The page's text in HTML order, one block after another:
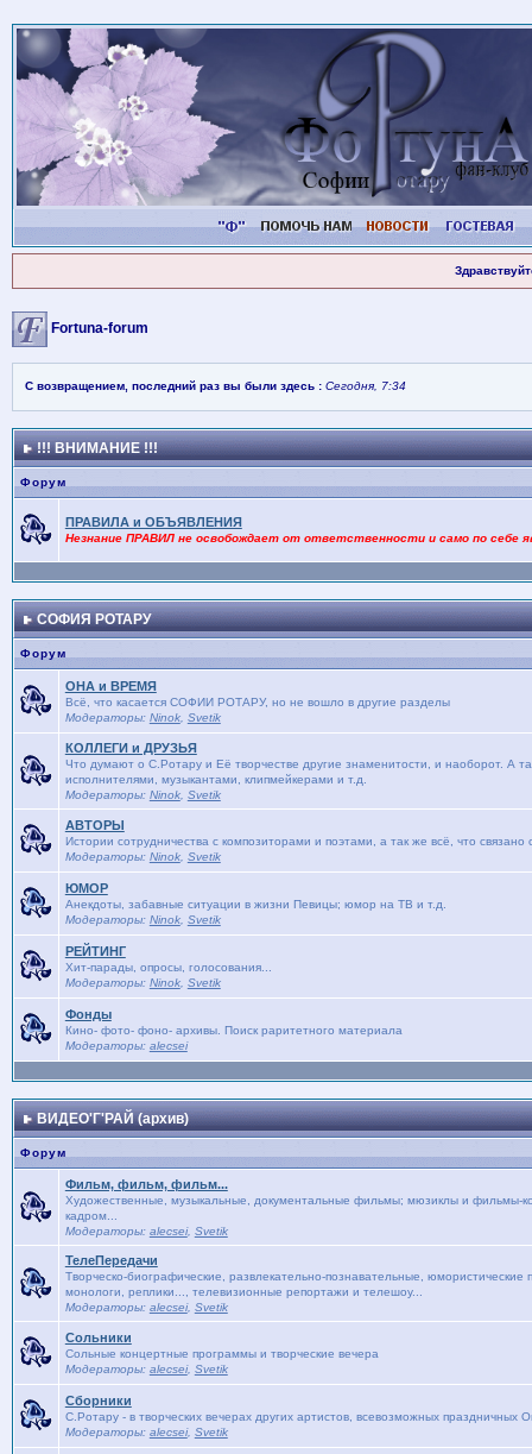
Fortuna-forum
С возвращением, последний раз вы были здесь : Сегодня, 7:34
!!! ВНИМАНИЕ !!!
Форум
ПРАВИЛА и ОБЪЯВЛЕНИЯ
Незнание ПРАВИЛ не освобождает от ответственности и само по себе
СОФИЯ РОТАРУ
Форум
ОНА и ВРЕМЯ
Bсё, что касается СОФИИ РОТАРУ, но не вошло в другие разделы
Модераторы: Ninok, Svetik
КОЛЛЕГИ и ДРУЗЬЯ
Что думают о С.Ротару и Её творчестве другие знаменитости, и наоборот. А
исполнителями, музыкантами, клипмейкерами и т.д.
Модераторы: Ninok, Svetik
АВТОРЫ
Истории сотрудничества с композиторами и поэтами, а так же всё, что связано
Модераторы: Ninok, Svetik
ЮМОР
Анекдоты, забавные ситуации в жизни Певицы; юмор на ТВ и т.д.
Модераторы: Ninok, Svetik
РЕЙТИНГ
Хит-парады, опросы, голосования...
Модераторы: Ninok, Svetik
Фонды
Кино- фото- фоно- архивы. Поиск раритетного материала
Модераторы: alecsei
ВИДЕО'Г'РАЙ (архив)
Форум
Фильм, фильм, фильм...
Художественные, музыкальные, документальные фильмы; мюзиклы и фильмы-
кадром...
Модераторы: alecsei, Svetik
ТелеПередачи
Творческо-биографические, развлекательно-познавательные,
монологи, реплики..., телевизионные репортажи и телешоу...
Модераторы: alecsei, Svetik
Сольники
Сольные концертные программы и творческие вечера
Модераторы: alecsei, Svetik
Сборники
С.Ротару - в творческих вечерах других артистов, всевозможных праздничных
Модераторы: alecsei, Svetik